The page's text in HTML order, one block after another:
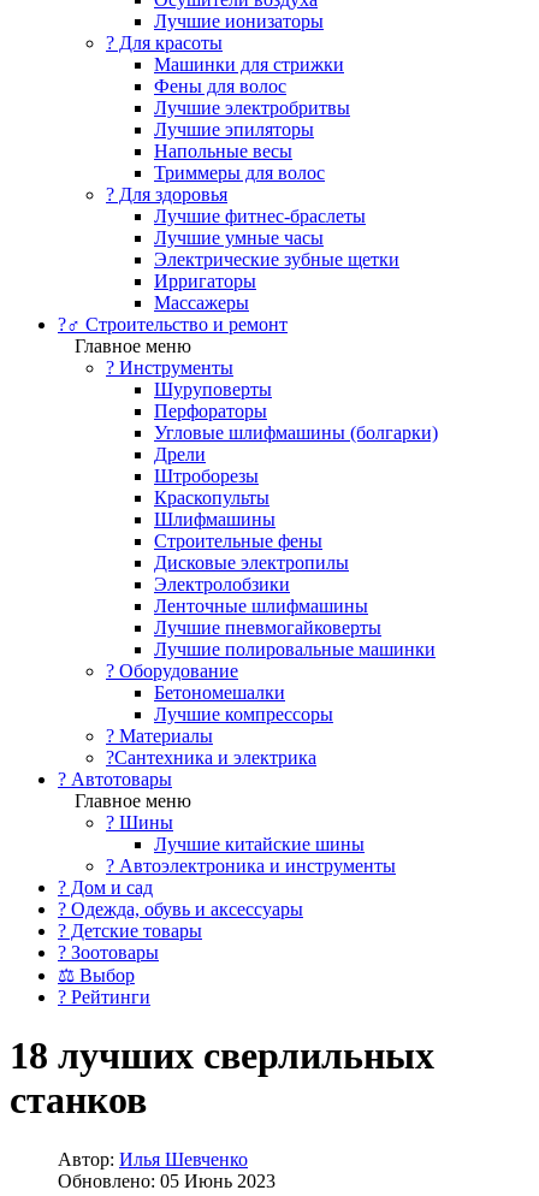
Лучшие ионизаторы
? Для красоты
Машинки для стрижки
Фены для волос
Лучшие электробритвы
Лучшие эпиляторы
Напольные весы
Триммеры для волос
? Для здоровья
Лучшие фитнес-браслеты
Лучшие умные часы
Электрические зубные щетки
Ирригаторы
Массажеры
?‍♂️ Строительство и ремонт
Главное меню
?️ Инструменты
Шуруповерты
Перфораторы
Угловые шлифмашины (болгарки)
Дрели
Штроборезы
Краскопульты
Шлифмашины
Строительные фены
Дисковые электропилы
Электролобзики
Ленточные шлифмашины
Лучшие пневмогайковерты
Лучшие полировальные машинки
?️ Оборудование
Бетономешалки
Лучшие компрессоры
? Материалы
?Сантехника и электрика
? Автотовары
Главное меню
? Шины
Лучшие китайские шины
? Автоэлектроника и инструменты
? Дом и сад
? Одежда, обувь и аксессуары
? Детские товары
? Зоотовары
⚖ Выбор
? Рейтинги
18 лучших сверлильных
станков
Автор: Илья Шевченко
Обновлено: 05 Июнь 2023